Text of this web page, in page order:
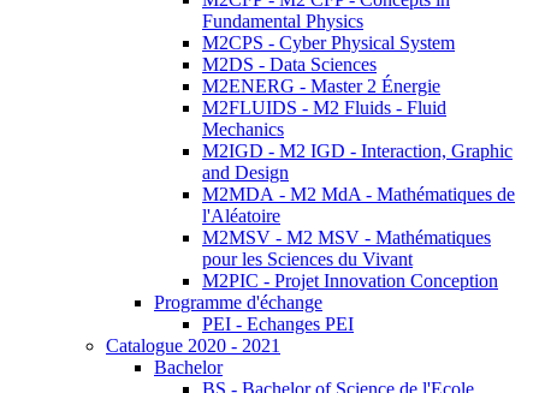
Fundamental Physics
M2CPS - Cyber Physical System
M2DS - Data Sciences
M2ENERG - Master 2 Énergie
M2FLUIDS - M2 Fluids - Fluid
Mechanics
M2IGD - M2 IGD - Interaction, Graphic
and Design
M2MDA - M2 MdA - Mathématiques de
l'Aléatoire
M2MSV - M2 MSV - Mathématiques
pour les Sciences du Vivant
M2PIC - Projet Innovation Conception
Programme d'échange
PEI - Echanges PEI
Catalogue 2020 - 2021
Bachelor
BS - Bachelor of Science de l'Ecole